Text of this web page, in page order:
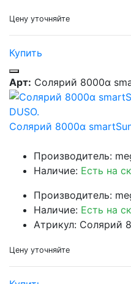
Цену уточняйте
Купить
Арт: Солярий 8000α
Солярий 8000α
Производитель:
Наличие: Есть на
Производитель:
Наличие: Есть на
Атрикул: Солярий
Цену уточняйте